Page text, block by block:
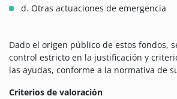
d. Otras actuaciones de emergencia
Dado el origen público de estos fondos,
control estricto en la justificación y
las ayudas, conforme a la normativa de
Criterios de valoración